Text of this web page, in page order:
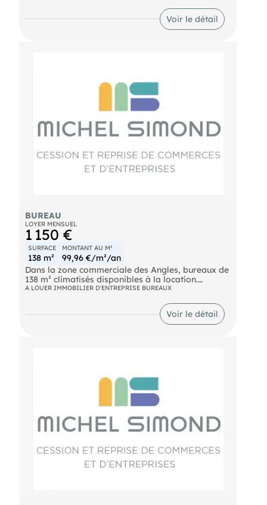
en fonction de vos besoins. En parfait état !
Information d'affichage énergétique sur le bien
associé à cette annonce : DPE NS indice et GES NS
Voir le détail
BUREAU
LOYER MENSUEL
1 150 €
SURFACE
138 m²
MONTANT AU M²
99,96 €/m²/an
Dans la zone commerciale des Angles, bureaux de
138 m² climatisés disponibles à la location.
Actuellement composé de 6 bureaux cloisonnés,
grande flexibilité d'aménagement. Loyer : 1 150 €
HC/HT
A LOUER IMMOBILIER D'ENTREPRISE BUREAUX
Voir le détail